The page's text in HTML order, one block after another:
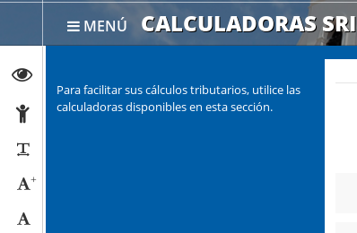
MENÚ CALCULADORAS SRI
Abrir página de Transparencia
Abrir página de Accesibilidad
Reducir párrafos
+
Para facilitar sus cálculos tributarios, utilice las
calculadoras disponibles en esta sección.